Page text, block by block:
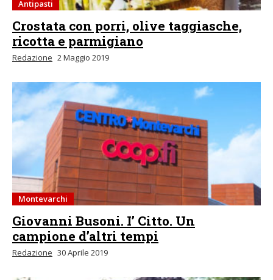
Antipasti
Crostata con porri, olive taggiasche,
ricotta e parmigiano
Redazione 2 Maggio 2019
Montevarchi
Giovanni Busoni. I’ Citto. Un
campione d’altri tempi
Redazione 30 Aprile 2019